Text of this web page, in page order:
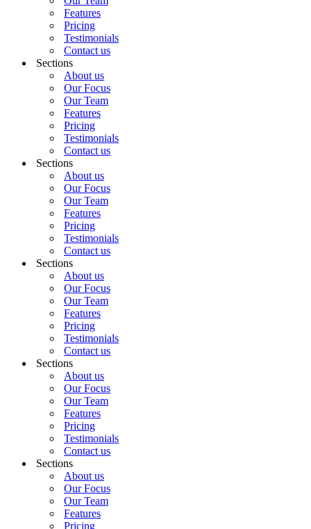
Features
Pricing
Testimonials
Contact us
Sections
About us
Our Focus
Our Team
Features
Pricing
Testimonials
Contact us
Sections
About us
Our Focus
Our Team
Features
Pricing
Testimonials
Contact us
Sections
About us
Our Focus
Our Team
Features
Pricing
Testimonials
Contact us
Sections
About us
Our Focus
Our Team
Features
Pricing
Testimonials
Contact us
Sections
About us
Our Focus
Our Team
Features
Pricing